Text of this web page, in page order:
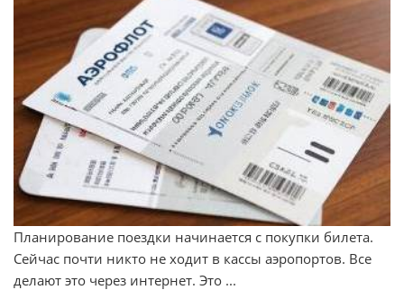
Планирование поездки начинается с покупки билета.
Сейчас почти никто не ходит в кассы аэропортов. Все
делают это через интернет. Это ...